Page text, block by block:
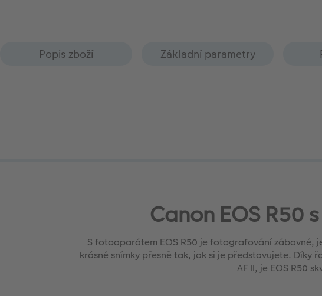
Popis zboží Základní parametry
Canon EOS R50
S fotoaparátem EOS R50 je fotografování
krásné snímky přesně tak, jak si je představujete. Díky
AF II, je EOS R50